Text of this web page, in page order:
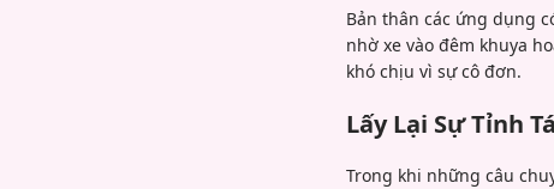
Bản thân các ứng dụng
nhờ xe vào đêm khuya
khó chịu vì sự cô đơn.
Lấy Lại Sự Tỉnh
Trong khi những câu